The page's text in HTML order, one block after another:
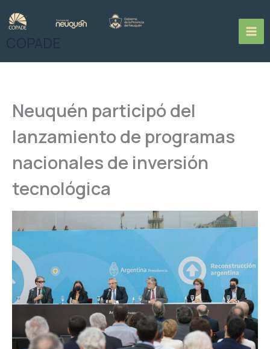
contenido
Neuquén participó del
lanzamiento de programas
nacionales de inversión
tecnológica